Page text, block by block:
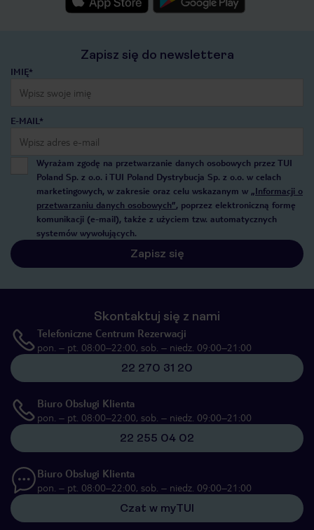
Zapisz się do newslettera
IMIĘ*
E-MAIL*
Wyrażam zgodę na przetwarzanie danych osobowych przez TUI
Poland Sp. z o.o. i TUI Poland Dystrybucja Sp. z o.o. w celach
marketingowych, w zakresie oraz celu wskazanym w „Informacji o
przetwarzaniu danych osobowych”, poprzez elektroniczną formę
komunikacji (e-mail), także z użyciem tzw. automatycznych
systemów wywołujących.
Zapisz się
Skontaktuj się z nami
Telefoniczne Centrum Rezerwacji
pon. – pt. 08:00–22:00, sob. – niedz. 09:00–21:00
22 270 31 20
Biuro Obsługi Klienta
pon. – pt. 08:00–22:00, sob. – niedz. 09:00–21:00
22 255 04 02
Biuro Obsługi Klienta
pon. – pt. 08:00–22:00, sob. – niedz. 09:00–21:00
Czat w myTUI